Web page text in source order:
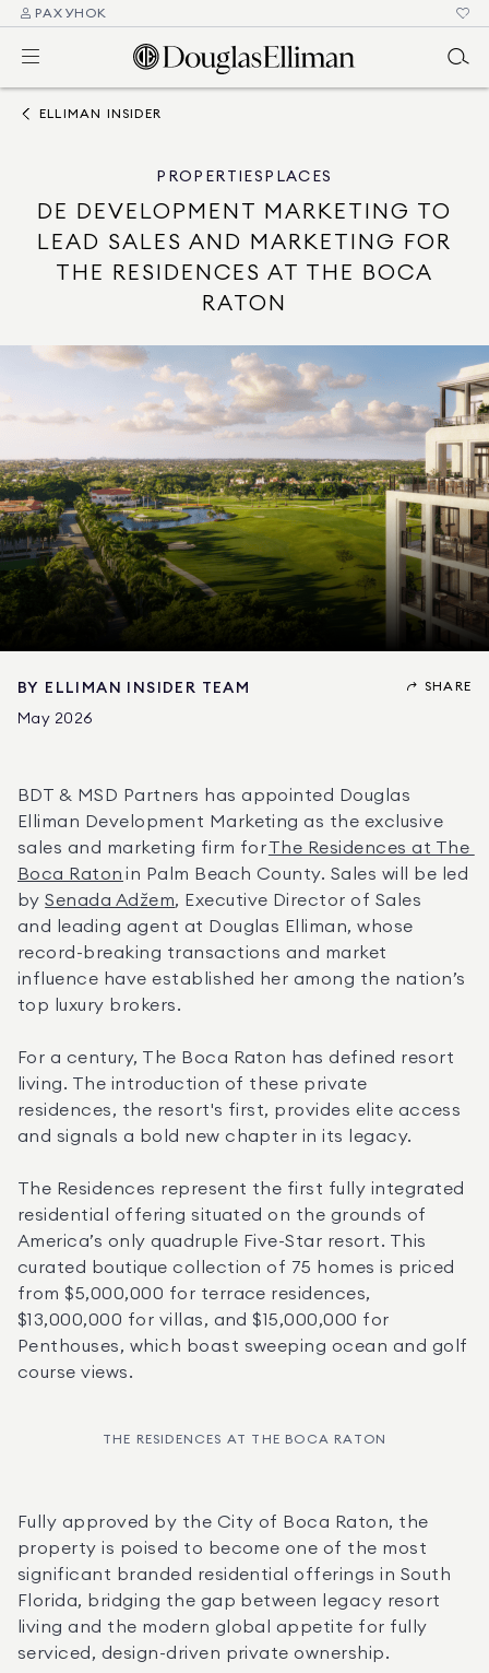
РАХУНОК
ELLIMAN INSIDER
PROPERTIES PLACES
DE DEVELOPMENT MARKETING TO
LEAD SALES AND MARKETING FOR
THE RESIDENCES AT THE BOCA
RATON
BY
ELLIMAN INSIDER TEAM
May 2026
SHARE
BDT & MSD Partners has appointed Douglas
Elliman Development Marketing as the exclusive
sales and marketing firm for The Residences at The
Boca Raton in Palm Beach County. Sales will be led
by Senada Adžem, Executive Director of Sales
and leading agent at Douglas Elliman, whose
record-breaking transactions and market
influence have established her among the nation’s
top luxury brokers.
For a century, The Boca Raton has defined resort
living. The introduction of these private
residences, the resort's first, provides elite access
and signals a bold new chapter in its legacy.
The Residences represent the first fully integrated
residential offering situated on the grounds of
America’s only quadruple Five-Star resort. This
curated boutique collection of 75 homes is priced
from $5,000,000 for terrace residences,
$13,000,000 for villas, and $15,000,000 for
Penthouses, which boast sweeping ocean and golf
course views.
THE RESIDENCES AT THE BOCA RATON
Fully approved by the City of Boca Raton, the
property is poised to become one of the most
significant branded residential offerings in South
Florida, bridging the gap between legacy resort
living and the modern global appetite for fully
serviced, design-driven private ownership.